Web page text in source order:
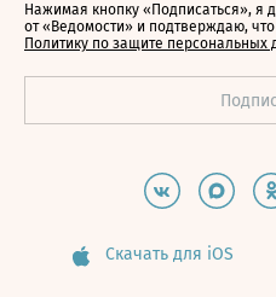
Нажимая кнопку «Подписаться», я
от «Ведомости» и подтверждаю,
Политику по защите персональных
Скачать для iOS